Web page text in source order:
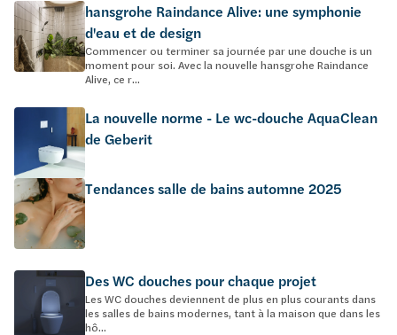
hansgrohe Raindance Alive: une symphonie
d'eau et de design
Commencer ou terminer sa journée par une douche is un
moment pour soi. Avec la nouvelle hansgrohe Raindance
Alive, ce r...
La nouvelle norme - Le wc-douche AquaClean
de Geberit
Tendances salle de bains automne 2025
Des WC douches pour chaque projet
Les WC douches deviennent de plus en plus courants dans
les salles de bains modernes, tant à la maison que dans les
hô...